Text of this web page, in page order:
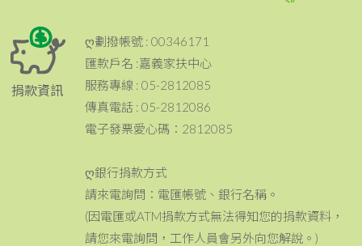
捐款資訊
ღ劃撥帳號 : 00346171
匯款戶名 :嘉義家扶中心
服務專線 : 05-2812085
傳真電話 : 05-2812086
電子發票愛心碼：2812085
ღ銀行捐款方式
請來電詢問：電匯帳號、銀行名稱。
(因電匯或ATM捐款方式無法得知您的捐款資料，
請您來電詢問，工作人員會另外向您解說。)